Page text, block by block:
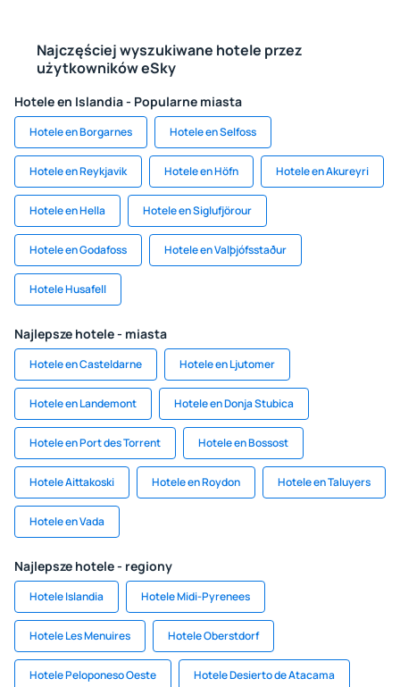
Najczęściej wyszukiwane hotele przez
użytkowników eSky
Hotele en Islandia - Popularne miasta
Hotele en Borgarnes Hotele en Selfoss
Hotele en Reykjavik Hotele en Höfn Hotele en Akureyri
Hotele en Hella Hotele en Siglufjörour
Hotele en Godafoss Hotele en Valþjófsstaður
Hotele Husafell
Najlepsze hotele - miasta
Hotele en Casteldarne Hotele en Ljutomer
Hotele en Landemont Hotele en Donja Stubica
Hotele en Port des Torrent Hotele en Bossost
Hotele Aittakoski Hotele en Roydon Hotele en Taluyers
Hotele en Vada
Najlepsze hotele - regiony
Hotele Islandia Hotele Midi-Pyrenees
Hotele Les Menuires Hotele Oberstdorf
Hotele Peloponeso Oeste Hotele Desierto de Atacama